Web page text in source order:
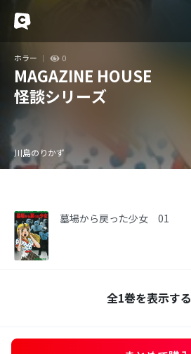
ホラー 0
MAGAZINE HOUSE
怪談シリーズ
川島のりかず
墓場から戻った少女 01
全1巻を表示する